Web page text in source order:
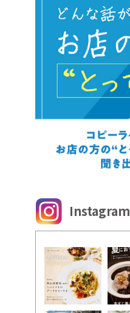
Instagram